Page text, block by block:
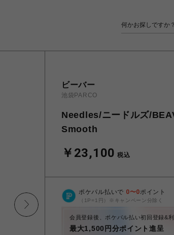
ビーバー
池袋PARCO
Needles/ニードルズ/
Smooth
￥23,100 税込
ポケパル払いで 0〜0ポイント
（1P=1円）※キャンペーン分除く
会員登録後、ポケパル払い初回登録&
最大1,500円分ポイント進呈